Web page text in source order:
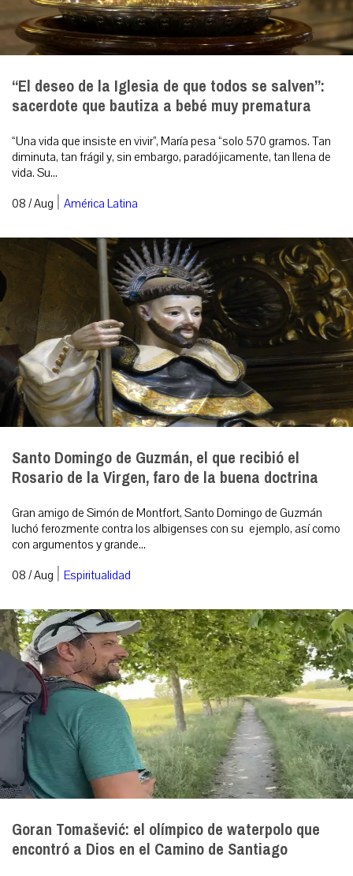
“El deseo de la Iglesia de que todos se salven”:
sacerdote que bautiza a bebé muy prematura
“Una vida que insiste en vivir”, María pesa “solo 570 gramos. Tan
diminuta, tan frágil y, sin embargo, paradójicamente, tan llena de
vida. Su...
08 / Aug | América Latina
Santo Domingo de Guzmán, el que recibió el
Rosario de la Virgen, faro de la buena doctrina
Gran amigo de Simón de Montfort, Santo Domingo de Guzmán
luchó ferozmente contra los albigenses con su ejemplo, así como
con argumentos y grande...
08 / Aug | Espiritualidad
Goran Tomašević: el olímpico de waterpolo que
encontró a Dios en el Camino de Santiago